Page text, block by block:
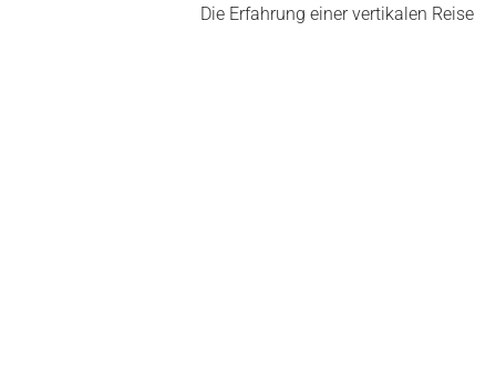
Die Erfahrung einer vertikalen Reise